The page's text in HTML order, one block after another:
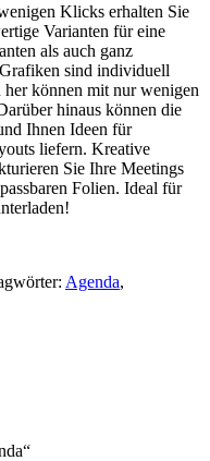
Klicks erhalten Sie
Varianten für eine
als auch ganz
sind individuell
können mit nur wenigen
hinaus können die
Ihnen Ideen für
liefern. Kreative
Sie Ihre Meetings
Folien. Ideal für
Agenda,